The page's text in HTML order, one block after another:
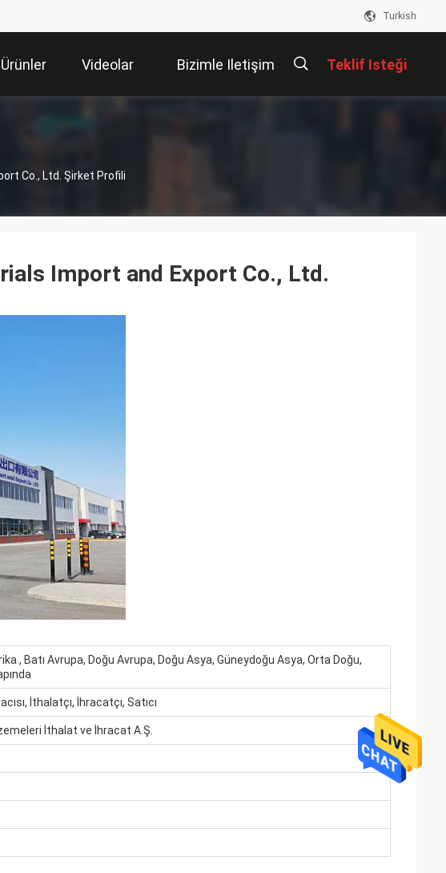
Turkish
Ürünler Videolar Bizimle Iletişim Teklif Isteği
Co., Ltd. Şirket Profili
Import and Export Co., Ltd.
, Batı Avrupa, Doğu Avrupa, Doğu Asya, Güneydoğu Asya, Orta Doğu,
İthalatçı, İhracatçı, Satıcı
İthalat ve İhracat A.Ş.